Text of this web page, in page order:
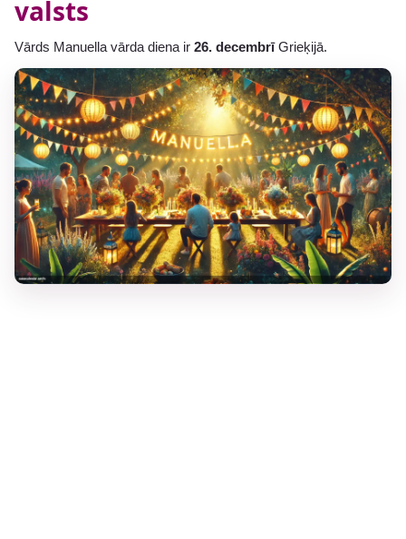
valsts
Vārds Manuella vārda diena ir 26. decembrīGrieķijā.